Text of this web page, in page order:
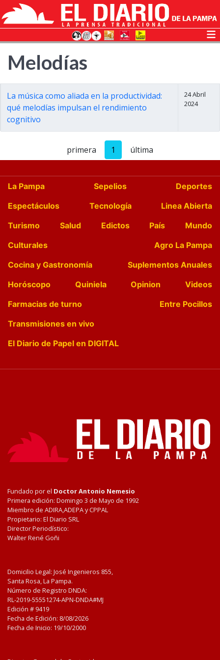
Melodías
La música como aliada en la productividad:
qué melodías impulsan el rendimiento
cognitivo
24 Abril
2024
primera 1 última
La Pampa Sepelios
Deportes
Espectáculos
Tecnología
Linea Abierta
Turismo
Salud Edictos País
Mundo
Culturales
Agro La Pampa
Cocina y Gastronomía
Suplementos Anuales
Horóscopo
Quiniela Opinion
Videos
Farmacias de turno
Entre Pocillos
Transmisiones en vivo
El Diario de Papel en DIGITAL
Fundado por el Doctor Antonio Nemesio
Primera edición: Domingo 3 de Mayo de 1992
Miembro de ADIRA,ADEPA y CPPAL
Propietario: El Diario SRL
Director Periodístico:
Walter René Goñi
Domicilio Legal: José Ingenieros 855,
Santa Rosa, La Pampa.
Número de Registro DNDA:
RL-2019-55551274-APN-DNDA#MJ
Edición # 9419
Fecha de Edición: 8/08/2026
Fecha de Inicio: 19/10/2000